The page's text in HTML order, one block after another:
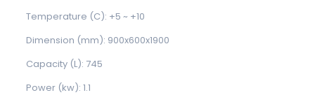
Temperature (C): +5 ~ +10
Dimension (mm): 900x600x1900
Capacity (L): 745
Power (kw): 1.1